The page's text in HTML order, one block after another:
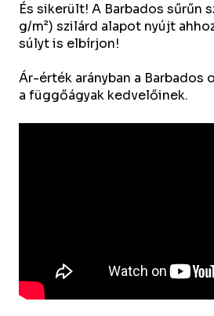
És sikerült! A Barbados sűrűn
g/m²) szilárd alapot nyújt
súlyt is elbírjon!
Ár-érték arányban a Barbados
a függőágyak kedvelőinek.